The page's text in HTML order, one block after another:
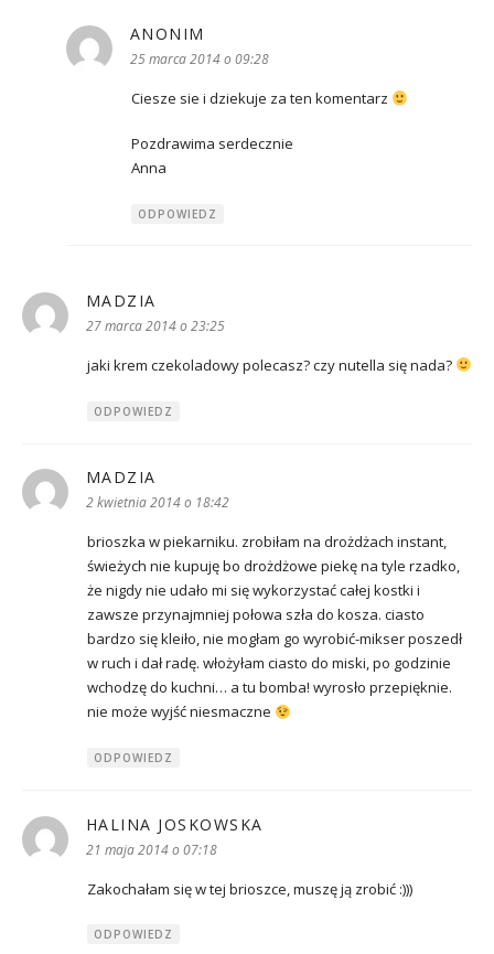
ANONIM
25 marca 2014 o 09:28
Ciesze sie i dziekuje za ten komentarz
Pozdrawima serdecznie
Anna
ODPOWIEDZ
MADZIA
27 marca 2014 o 23:25
jaki krem czekoladowy polecasz? czy nutella się nada?
ODPOWIEDZ
MADZIA
2 kwietnia 2014 o 18:42
brioszka w piekarniku. zrobiłam na drożdżach instant,
świeżych nie kupuję bo drożdżowe piekę na tyle rzadko,
że nigdy nie udało mi się wykorzystać całej kostki i
zawsze przynajmniej połowa szła do kosza. ciasto
bardzo się kleiło, nie mogłam go wyrobić-mikser poszedł
w ruch i dał radę. włożyłam ciasto do miski, po godzinie
wchodzę do kuchni… a tu bomba! wyrosło przepięknie.
nie może wyjść niesmaczne
ODPOWIEDZ
HALINA JOSKOWSKA
21 maja 2014 o 07:18
Zakochałam się w tej brioszce, muszę ją zrobić :)))
ODPOWIEDZ